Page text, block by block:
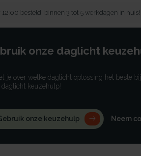
12:00 besteld, binnen 3 tot 5 werkdagen in huis!
onze daglicht
je over welke daglicht oplossing het beste
daglicht keuzehulp!
onze keuzehulp Neem